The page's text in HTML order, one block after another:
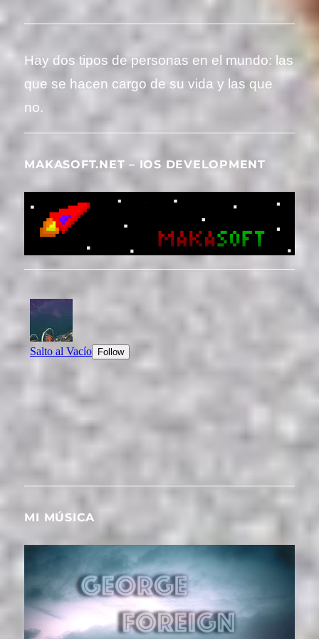
Hay dos tipos de personas en el mundo: las
que se hacen cargo de su vida y las que
no.
MAKASOFT.NET – IOS DEVELOPMENT
MI MÚSICA